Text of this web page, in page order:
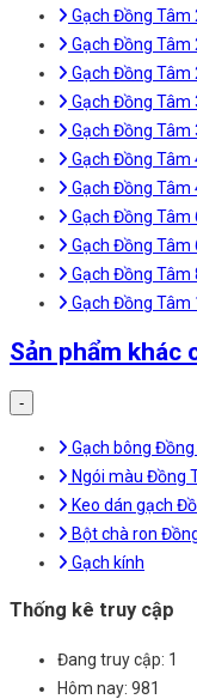
Gạch Đồng Tâm
Gạch Đồng Tâm
Gạch Đồng Tâm
Gạch Đồng Tâm
Gạch Đồng Tâm
Gạch Đồng Tâm
Gạch Đồng Tâm
Gạch Đồng Tâm
Gạch Đồng Tâm
Gạch Đồng Tâm
Gạch Đồng Tâm
Sản phẩm khác
-
Gạch bông
Ngói màu Đồng
Keo dán gạch
Bột chà ron
Gạch kính
Thống kê truy cập
Đang truy cập: 1
Hôm nay: 981